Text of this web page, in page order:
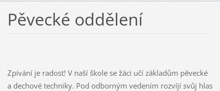
Pěvecké oddělení
Zpívání je radost! V naší škole se žáci učí základům pěvecké
a dechové techniky. Pod odborným vedením rozvíjí svůj hlas